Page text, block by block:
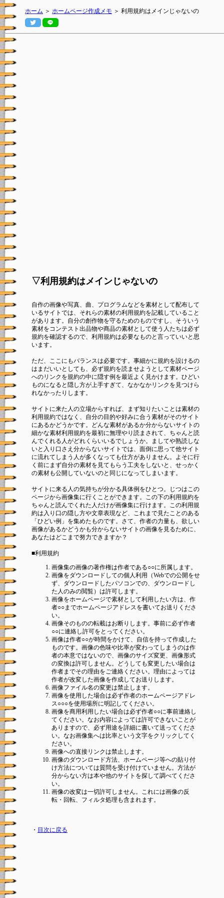
ホーム ＞ ホームページ作成メモ ＞ 利用規約はメインじゃないの
▽利用規約はメインじゃないの
自作の画像や写真、曲、プログラムなどを素材として配布して
いるサイトでは、それらの素材の利用規約を記載していること
があります。自分の創作物を守るためのものですし、そういう
素材をコンテスト出品物や商品の素材として使う人たちは必ず
規約を確認するので、利用規約は必要なものと言っていいと思
います。
ただ、ここにもバランスは必要です。事細かに規約を設けるの
はまだいいとしても、必ず規約を読ませようとして素材ページ
へのリンクを規約の中に隠す例を最近よく見かけます。ひどい
ものになると隠し方が上手すぎて、なかなかリンクを見つけら
れなかったりします。
サイトに来た人の立場からすれば、まず知りたいことは素材の
利用規約ではなく、自分の目的や好みに合う素材がそのサイト
にあるかどうかです。どんな素材があるか分からないサイトの
細かな素材利用規約を最初に無理やり読まされて、ちゃんと読
んでくれる人がどれくらいいるでしょうか。ましてや熟読しな
いと入り口さえ分からないサイトでは、面倒に思って他サイト
に流れてしまう人が多くなっても仕方がありません。よそに行
く前にまず自分の素材を見てもらう工夫をしないと、せっかく
の素材も公開していないのと同じになってしまいます。
サイトに来る人の気持ちが分かる具体例をひとつ。じつはこの
ページから画像集に行くことができます。この下の利用規約を
ちゃんと読んでくれた人だけが画像集に行けます。この利用規
約は入り口の隠し方や文章表現など、これまで見たことのある
「ひどい例」を集めたものです。さて、作者の力量も、欲しい
画像があるかどうかも分からないサイトの画像を見るために、
あなたはどこまで努力できますか？
■利用規約
画像集の画像の著作権は作者である○○に所属します。
画像をダウンロードしての個人利用（Webでの公開をせ
ず、ダウンロードしたパソコンでの、ダウンロードし
た人のみの閲覧）は許可します。
画像をホームページで素材として利用したい方は、作
者○○までホームページアドレスを書いてお送りくださ
い。
画像そのものの転載はお断りします。事前に必ず作者
○○に連絡し許可をとってください。
画像は作者○○が時間をかけて、自信を持って作成した
ものです。画像の色味や比率が変わってしまうのは作
者の本意ではないので、画像のサイズ変更、画像形式
の変換は許可しません。どうしても変更したい場合は
作者までその理由をご連絡ください。理由によっては
作者が改変した画像を作成してお送りします。
画像ファイル名の変更は禁止します。
画像を使用した場合は必ず作者のホームページアドレ
ス○○○を使用場所に明記してください。
画像を商用利用したい場合は必ず作者○○に事前連絡し
てください。なお内容によっては許可できないことが
ありますので、必ず用途を詳細に書いて送ってくださ
い。なお画像集へは比率という文字をクリックしてく
ださい。
画像への直接リンクは禁止します。
画像のダウンロード方法、ホームページ等への貼り付
け方法については質問を受け付けていません。方法が
分からない方は本や他のサイトを探して調べてくださ
い。
画像の改変は一切許可しません。これには画像の反
転・回転、フィルタ処理も含まれます。
・ 目次に戻る